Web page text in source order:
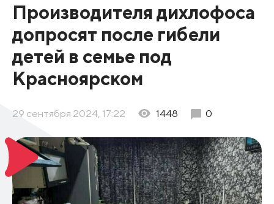
Производителя дихлофоса
допросят после гибели
детей в семье под
Красноярском
29 сентября 2024, 17:22 1448 0